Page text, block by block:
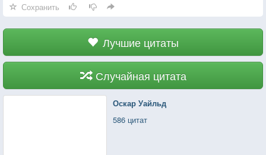
Сохранить
Лучшие цитаты
Случайная цитата
Оскар Уайльд
586 цитат